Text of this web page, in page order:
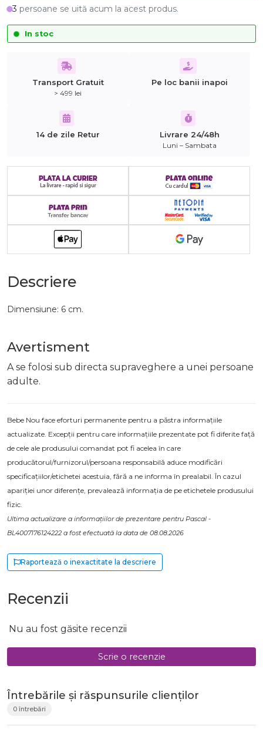
3 persoane se uită acum la acest produs.
In stoc
Transport Gratuit
> 499 lei
Pe loc banii inapoi
14 de zile Retur Livrare 24/48h
Luni – Sambata
Descriere
Dimensiune: 6 cm.
Avertisment
A se folosi sub directa supraveghere a unei persoane
adulte.
Bebe Nou face eforturi permanente pentru a păstra informațiile
actualizate. Excepții pentru care informațiile prezentate pot fi diferite față
de cele ale produsului comandat pot fi acelea în care
producătorul/furnizorul/persoana responsabilă aduce modificări
specificațiilor/etichetei acestuia, fără a ne informa în prealabil. În cazul
apariției unor diferențe, prevalează informația de pe etichetele produsului
fizic.
Ultima actualizare a informațiilor de prezentare pentru Pascal -
BL4007176124222 a fost efectuată la data de 08.08.2026
Raportează o inexactitate la descriere
Recenzii
Nu au fost găsite recenzii
Scrie o recenzie
Întrebările și răspunsurile clienților
0 întrebări